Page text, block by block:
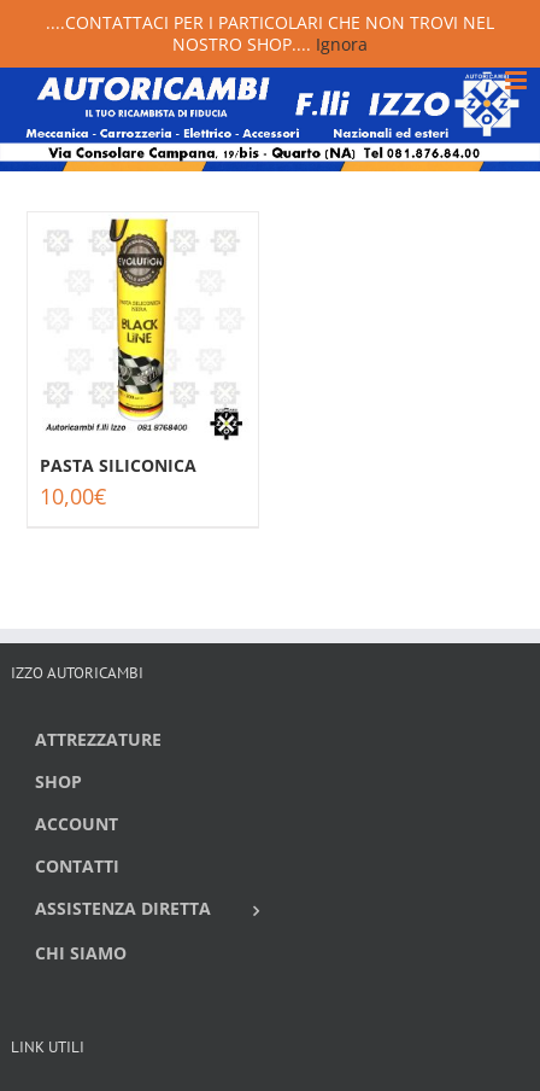
PASTA SILICONICA
10,00€
IZZO AUTORICAMBI
ATTREZZATURE
SHOP
ACCOUNT
CONTATTI
ASSISTENZA DIRETTA
CHI SIAMO
LINK UTILI
....CONTATTACI PER I PARTICOLARI CHE NON TROVI NEL
NOSTRO SHOP.... Ignora